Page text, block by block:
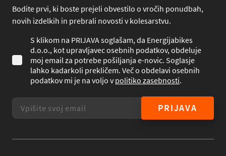
Bodite prvi, ki boste prejeli obvestilo o vročih ponudbah,
novih izdelkih in prebrali novosti v kolesarstvu.
S klikom na PRIJAVA soglašam, da Energijabikes
d.o.o., kot upravljavec osebnih podatkov, obdeluje
moj email za potrebe pošiljanja e-novic. Soglasje
lahko kadarkoli prekličem. Več o obdelavi osebnih
podatkov mi je na voljo vpolitiko zasebnosti.
PRIJAVA